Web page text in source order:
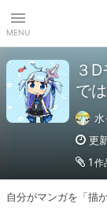
MENU
３
で
更
1 作
自分がマンガを「描